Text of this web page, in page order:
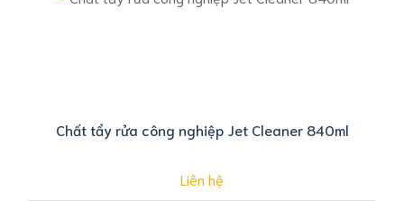
Chất tẩy rửa công nghiệp Jet Cleaner 840ml
Liên hệ